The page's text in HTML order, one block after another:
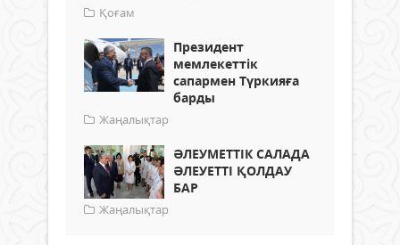
Қоғам
Президент
мемлекеттік
сапармен Түркияға
барды
Жаңалықтар
ӘЛЕУМЕТТІК САЛАДА
ӘЛЕУЕТТІ ҚОЛДАУ
БАР
Жаңалықтар